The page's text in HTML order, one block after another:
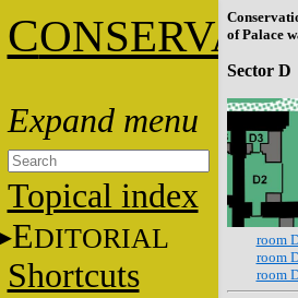
C
Topical index
EDITORIAL
Shortcuts
of Palace
Sector D
room
room
room